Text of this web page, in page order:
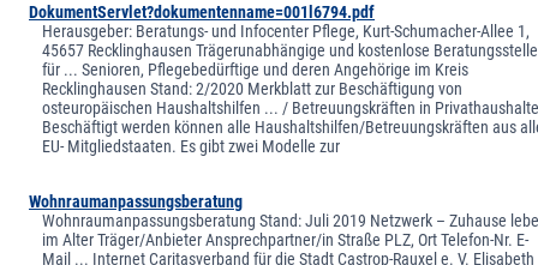
DokumentServlet?dokumentenname=001l6794.pdf
Herausgeber: Beratungs- und Infocenter Pflege, Kurt-Schumacher-Allee 1,
45657 Recklinghausen Trägerunabhängige und kostenlose Beratungsstelle
für ... Senioren, Pflegebedürftige und deren Angehörige im Kreis
Recklinghausen Stand: 2/2020 Merkblatt zur Beschäftigung von
osteuropäischen Haushaltshilfen ... / Betreuungskräften in
Beschäftigt werden können alle Haushaltshilfen/Betreuungskräften aus
EU- Mitgliedstaaten. Es gibt zwei Modelle zur
Wohnraumanpassungsberatung
Wohnraumanpassungsberatung Stand: Juli 2019 Netzwerk – Zuhause
im Alter Träger/Anbieter Ansprechpartner/in Straße PLZ, Ort Telefon-Nr. E-
Mail ... Internet Caritasverband für die Stadt Castrop-Rauxel e. V. Elisabeth